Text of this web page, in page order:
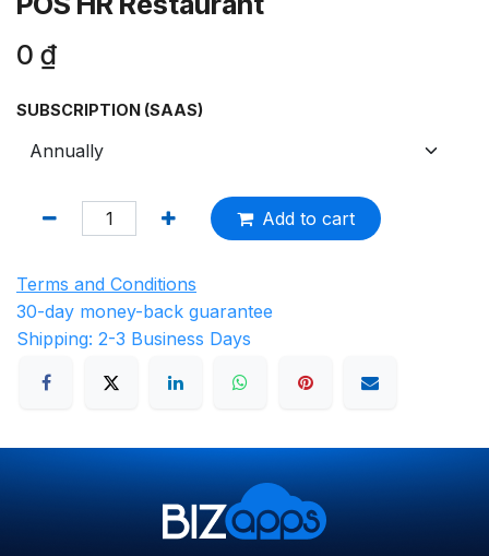
0 ₫
SUBSCRIPTION (SAAS)
Add to cart
Terms and Conditions
30-day money-back guarantee
Shipping: 2-3 Business Days